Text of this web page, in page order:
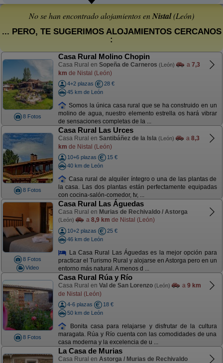
No se han encontrado alojamientos enNistal(León)
... PERO, TE SUGERIMOS ALOJAMIENTOS CERCANOS
:
8 Fotos
Casa Rural Molino Chopin
Casa Rural en Sopeña de Carneros (León) a 7,3
km de Nistal (León)
4+2 plazas
28 €
45 km de León
Somos la única casa rural que se ha construido en un
molino de agua, nuestro elemento estrella os hará vibrar
de sensaciones completas de la ...
8 Fotos
Casa Rural Las Urces
Casa Rural en Santibáñez de la Isla (León) a 8,3
km de Nistal (León)
10+6 plazas
15 €
40 km de León
Casa rural de alquiler íntegro o una de las plantas de
la casa. Las dos plantas están perfectamente equipadas
con cocina-salón-comedor, tv, ...
8 Fotos
Video
Casa Rural Las Águedas
Casa Rural en Murias de Rechivaldo / Astorga
(León) a 8,9 km de Nistal (León)
10+2 plazas
25 €
46 km de León
La Casa Rural Las Águedas es la mejor opción para
practicar el Turismo Rural y alojarse en Astorga pero en un
entorno más natural. A menos d ...
8 Fotos
Casa Rural Rúa y Río
Casa Rural en Val de San Lorenzo (León) a 9 km
de Nistal (León)
4-6 plazas
18 €
50 km de León
Bonita casa para relajarse y disfrutar de la cultura
maragata. Rúa y Río cuenta con las comodidades de una
casa moderna y la excelencia de u ...
La Casa de Murias
Casa Rural en Astorga / Murias de Rechivaldo